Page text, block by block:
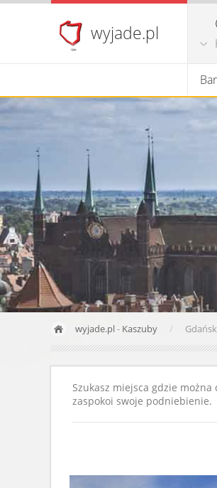
wyjade.pl
wyjade.pl- Kaszuby Gdańsk
Szukasz miejsca gdzie
zaspokoi swoje podniebienie.